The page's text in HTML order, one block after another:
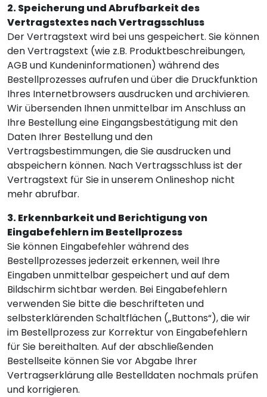
2. Speicherung und Abrufbarkeit des
Vertragstextes nach Vertragsschluss
Der Vertragstext wird bei uns gespeichert. Sie können
den Vertragstext (wie z.B. Produktbeschreibungen,
AGB und Kundeninformationen) während des
Bestellprozesses aufrufen und über die Druckfunktion
Ihres Internetbrowsers ausdrucken und archivieren.
Wir übersenden Ihnen unmittelbar im Anschluss an
Ihre Bestellung eine Eingangsbestätigung mit den
Daten Ihrer Bestellung und den
Vertragsbestimmungen, die Sie ausdrucken und
abspeichern können. Nach Vertragsschluss ist der
Vertragstext für Sie in unserem Onlineshop nicht
mehr abrufbar.
3. Erkennbarkeit und Berichtigung von
Eingabefehlern im Bestellprozess
Sie können Eingabefehler während des
Bestellprozesses jederzeit erkennen, weil Ihre
Eingaben unmittelbar gespeichert und auf dem
Bildschirm sichtbar werden. Bei Eingabefehlern
verwenden Sie bitte die beschrifteten und
selbsterklärenden Schaltflächen („Buttons“), die wir
im Bestellprozess zur Korrektur von Eingabefehlern
für Sie bereithalten. Auf der abschließenden
Bestellseite können Sie vor Abgabe Ihrer
Vertragserklärung alle Bestelldaten nochmals prüfen
und korrigieren.